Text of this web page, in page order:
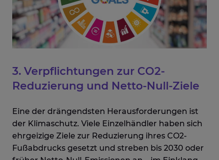
3. Verpflichtungen zur CO2-
Reduzierung und Netto-Null-Ziele
Eine der drängendsten Herausforderungen ist
der Klimaschutz. Viele Einzelhändler haben sich
ehrgeizige Ziele zur Reduzierung ihres CO2-
Fußabdrucks gesetzt und streben bis 2030 oder